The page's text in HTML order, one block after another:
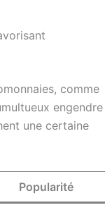
comme
engendre
une certaine
Popularité